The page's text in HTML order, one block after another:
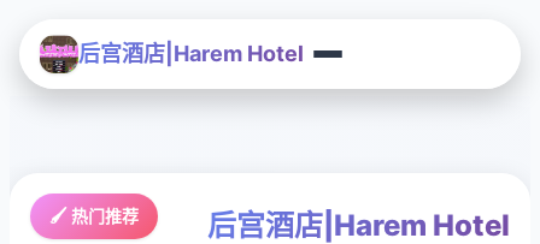
后宫酒店|Harem Hotel
🖌️ 热门推荐 后宫酒店|Harem Hotel